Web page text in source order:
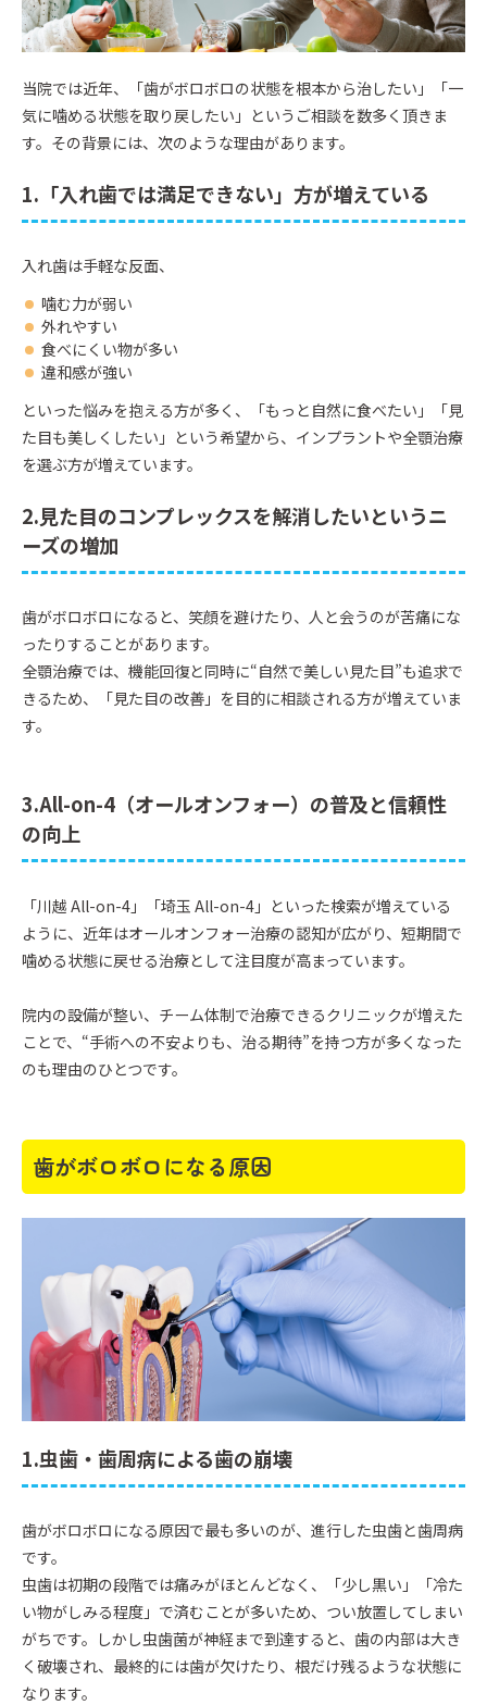
当院では近年、「歯がボロボロの状態を根本から治したい」「一
気に噛める状態を取り戻したい」というご相談を数多く頂きま
す。その背景には、次のような理由があります。
1.「入れ歯では満足できない」方が増えている
入れ歯は手軽な反面、
噛む力が弱い
外れやすい
食べにくい物が多い
違和感が強い
といった悩みを抱える方が多く、「もっと自然に食べたい」「見
た目も美しくしたい」という希望から、インプラントや全顎治療
を選ぶ方が増えています。
2.見た目のコンプレックスを解消したいというニ
ーズの増加
歯がボロボロになると、笑顔を避けたり、人と会うのが苦痛にな
ったりすることがあります。
全顎治療では、機能回復と同時に“自然で美しい見た目”も追求で
きるため、「見た目の改善」を目的に相談される方が増えていま
す。
3.All-on-4（オールオンフォー）の普及と信頼性
の向上
「川越 All-on-4」「埼玉 All-on-4」といった検索が増えている
ように、近年はオールオンフォー治療の認知が広がり、短期間で
噛める状態に戻せる治療として注目度が高まっています。
院内の設備が整い、チーム体制で治療できるクリニックが増えた
ことで、“手術への不安よりも、治る期待”を持つ方が多くなった
のも理由のひとつです。
歯がボロボロになる原因
1.虫歯・歯周病による歯の崩壊
歯がボロボロになる原因で最も多いのが、進行した虫歯と歯周病
です。
虫歯は初期の段階では痛みがほとんどなく、「少し黒い」「冷た
い物がしみる程度」で済むことが多いため、つい放置してしまい
がちです。しかし虫歯菌が神経まで到達すると、歯の内部は大き
く破壊され、最終的には歯が欠けたり、根だけ残るような状態に
なります。